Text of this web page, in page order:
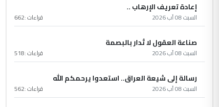
إعادة تعريف الإرهاب ..
السبت 08 آب 2026 قراءات :662
صناعة العقول لا تُدار بالبصمة
السبت 08 آب 2026 قراءات :518
رسالة إلى شيعة العراق.. استعدوا يرحمكم الله
السبت 08 آب 2026 قراءات :562